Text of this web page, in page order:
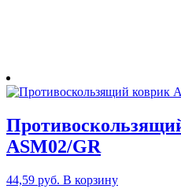
ASM02/GR
44,59 руб. В корзину